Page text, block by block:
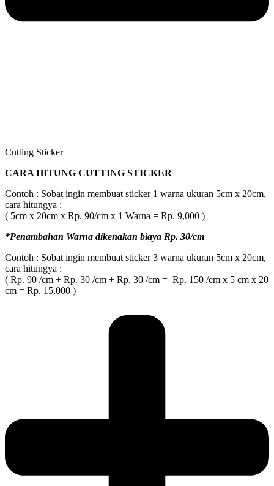
Cutting Sticker
CARA HITUNG CUTTING STICKER
Contoh : Sobat ingin membuat sticker 1 warna ukuran 5cm x 20cm,
cara hitungya :
( 5cm x 20cm x Rp. 90/cm x 1 Warna = Rp. 9,000 )
*Penambahan Warna dikenakan biaya Rp. 30/cm
Contoh : Sobat ingin membuat sticker 3 warna ukuran 5cm x 20cm,
cara hitungya :
( Rp. 90 /cm + Rp. 30 /cm + Rp. 30 /cm = Rp. 150 /cm x 5 cm x 20
cm = Rp. 15,000 )